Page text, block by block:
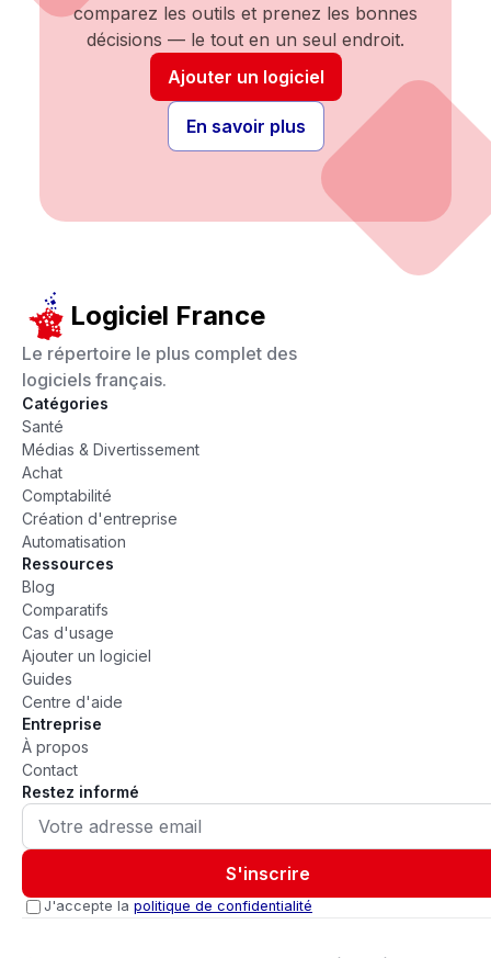
comparez les outils et prenez les bonnes
décisions — le tout en un seul endroit.
Ajouter un logiciel
En savoir plus
Logiciel France
Le répertoire le plus complet des
logiciels français.
Catégories
Santé
Médias & Divertissement
Achat
Comptabilité
Création d'entreprise
Automatisation
Ressources
Blog
Comparatifs
Cas d'usage
Ajouter un logiciel
Guides
Centre d'aide
Entreprise
À propos
Contact
Restez informé
S'inscrire
J'accepte la politique de confidentialité